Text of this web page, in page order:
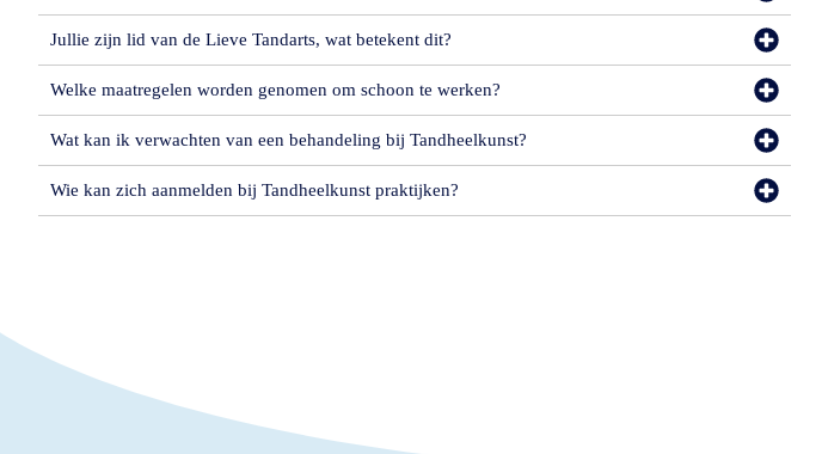
Jullie zijn lid van de Lieve Tandarts, wat betekent dit?
Welke maatregelen worden genomen om schoon te werken?
Wat kan ik verwachten van een behandeling bij Tandheelkunst?
Wie kan zich aanmelden bij Tandheelkunst praktijken?